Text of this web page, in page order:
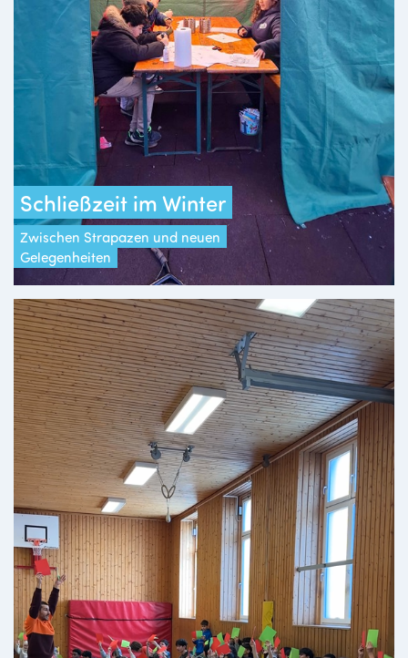
Schließzeit im Winter
Zwischen Strapazen und neuen
Gelegenheiten